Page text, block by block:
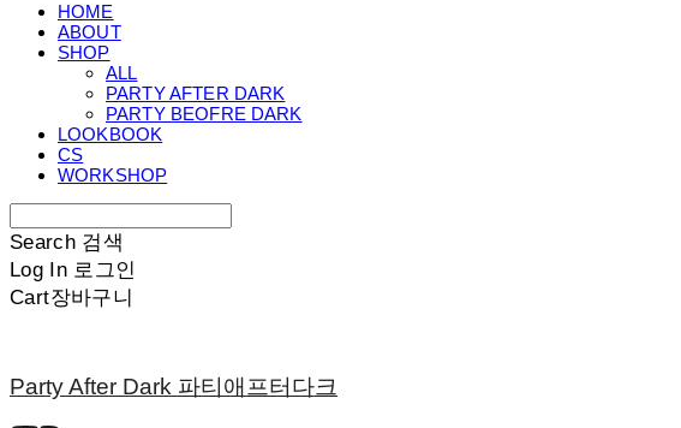
HOME
ABOUT
SHOP
ALL
PARTY AFTER DARK
PARTY BEOFRE DARK
LOOKBOOK
CS
WORKSHOP
Search 검색
Log In 로그인
Cart장바구니
Party After Dark 파티애프터다크